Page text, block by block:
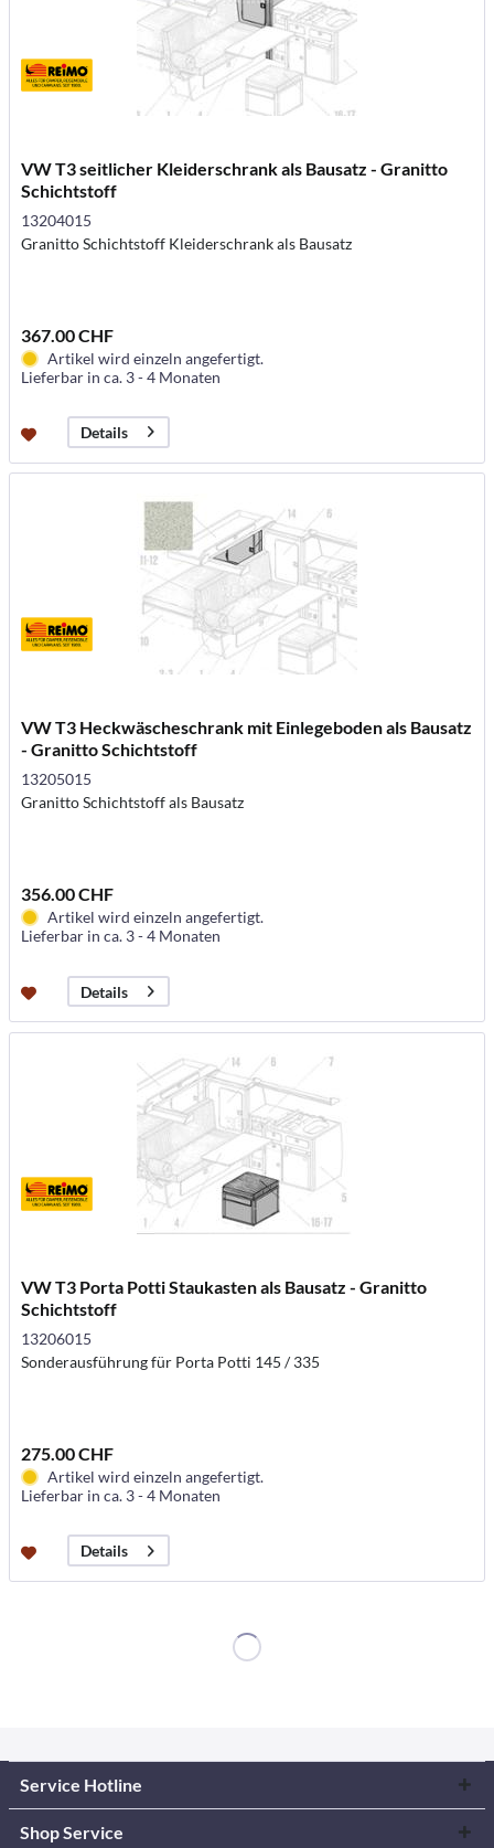
VW T3 seitlicher Kleiderschrank als Bausatz - Granitto
Schichtstoff
13204015
Granitto Schichtstoff Kleiderschrank als Bausatz
367.00 CHF
Artikel wird einzeln angefertigt.
Lieferbar in ca. 3 - 4 Monaten
Details
VW T3 Heckwäscheschrank mit Einlegeboden als Bausatz
- Granitto Schichtstoff
13205015
Granitto Schichtstoff als Bausatz
356.00 CHF
Artikel wird einzeln angefertigt.
Lieferbar in ca. 3 - 4 Monaten
Details
VW T3 Porta Potti Staukasten als Bausatz - Granitto
Schichtstoff
13206015
Sonderausführung für Porta Potti 145 / 335
275.00 CHF
Artikel wird einzeln angefertigt.
Lieferbar in ca. 3 - 4 Monaten
Details
Service Hotline
Shop Service